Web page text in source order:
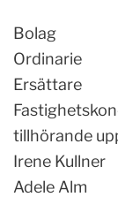
Bolag
Ordinarie
Ersättare
tillhörande
Irene Kullner
Adele Alm